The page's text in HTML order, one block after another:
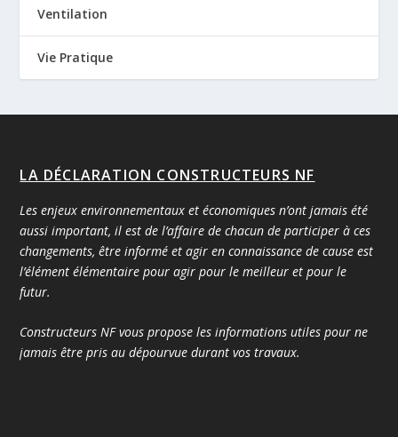
Ventilation
Vie Pratique
LA DÉCLARATION CONSTRUCTEURS NF
Les enjeux environnementaux et économiques n’ont jamais été
aussi important, il est de l’affaire de chacun de participer à ces
changements, être informé et agir en connaissance de cause est
l’élément élémentaire pour agir pour le meilleur et pour le
futur.
Constructeurs NF vous propose les informations utiles pour ne
jamais être pris au dépourvue durant vos travaux.